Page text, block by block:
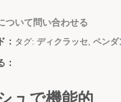
ついて問い合わせる
： タグ: ディクラッセ ペンダ
：